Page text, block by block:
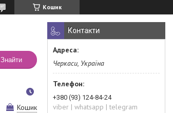
Кошик
Знайти
Кошик
Контакти
Черкаси, Україна
+380 (93) 124-84-24
viber | whatsapp | telegram